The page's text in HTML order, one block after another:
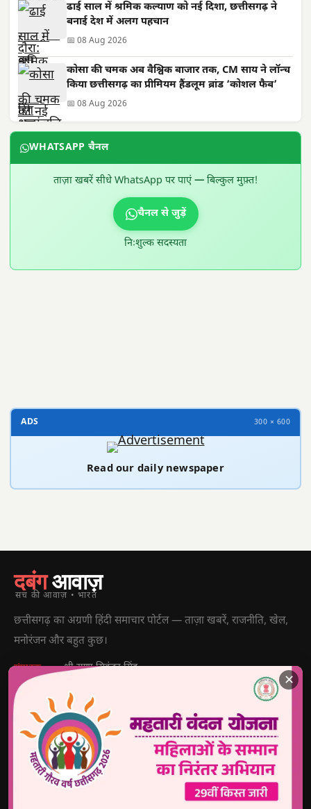
ढाई साल में श्रमिक कल्याण को नई दिशा, छत्तीसगढ़ ने
बनाई देश में अलग पहचान
📅 08 Aug 2026
कोसा की चमक अब वैश्विक बाजार तक, CM साय ने लॉन्च
किया छत्तीसगढ़ का प्रीमियम हैंडलूम ब्रांड ‘कोशल फैब’
📅 08 Aug 2026
WHATSAPP चैनल
ताज़ा खबरें सीधे WhatsApp पर पाएं — बिल्कुल मुफ़्त!
चैनल से जुड़ें
निःशुल्क सदस्यता
ADS 300 × 600
Read our daily newspaper
दबंगआवाज़
सच की आवाज़ • भारत
छत्तीसगढ़ का अग्रणी हिंदी समाचार पोर्टल — ताज़ा खबरें, राजनीति, खेल,
मनोरंजन और बहुत कुछ।
संपादक श्री राणा सिकंदर सिंह
पंजीयन क्र.
पता
1500, लक्ष्मी निवास, अहमदजी भाई कॉलोनी, नालगढ़ चौक, रायपुर
(CG) 492001
9770440000
info@dabangawaz.com
उपयोगी लिंक
✕